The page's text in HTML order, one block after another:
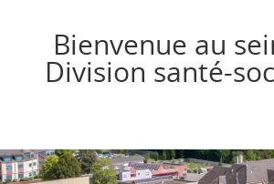
Bienvenue au
Division santé-